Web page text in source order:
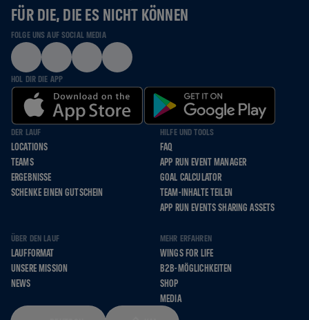
FÜR DIE, DIE ES NICHT KÖNNEN
FOLGE UNS AUF SOCIAL MEDIA
HOL DIR DIE APP
DER LAUF
LOCATIONS
TEAMS
ERGEBNISSE
SCHENKE EINEN GUTSCHEIN
HILFE UND TOOLS
FAQ
APP RUN EVENT MANAGER
GOAL CALCULATOR
TEAM-INHALTE TEILEN
APP RUN EVENTS SHARING ASSETS
ÜBER DEN LAUF
LAUFFORMAT
UNSERE MISSION
NEWS
MEHR ERFAHREN
WINGS FOR LIFE
B2B-MÖGLICHKEITEN
SHOP
MEDIA